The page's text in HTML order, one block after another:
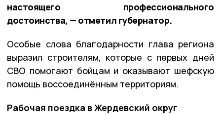
настоящего профессионального
достоинства, — отметил губернатор.
Особые слова благодарности глава региона
выразил строителям, которые с первых дней
СВО помогают бойцам и оказывают шефскую
помощь воссоединённым территориям.
Рабочая поездка в Жердевский округ